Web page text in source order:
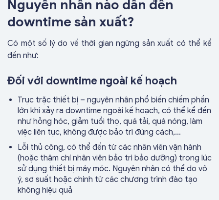
Nguyên nhân nào dẫn đến
downtime sản xuất?
Có một số lý do về thời gian ngừng sản xuất có thể kể
đến như:
Đối với downtime ngoài kế hoạch
Trục trặc thiết bị – nguyên nhân phổ biến chiếm phần
lớn khi xảy ra downtime ngoài kế hoạch, có thể kể đến
như hỏng hóc, giảm tuổi thọ, quá tải, quá nóng, làm
việc liên tục, không được bảo trì đúng cách,…
Lỗi thủ công, có thể đến từ các nhân viên vận hành
(hoặc thậm chí nhân viên bảo trì bảo dưỡng) trong lúc
sử dụng thiết bị máy móc. Nguyên nhân có thể do vô
ý, sơ suất hoặc chính từ các chương trình đào tạo
không hiệu quả